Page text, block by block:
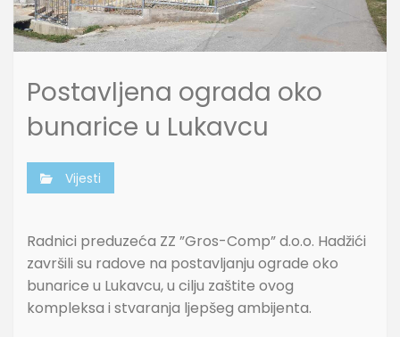
Postavljena ograda oko
bunarice u Lukavcu
Vijesti
Radnici preduzeća ZZ ”Gros-Comp” d.o.o. Hadžići
završili su radove na postavljanju ograde oko
bunarice u Lukavcu, u cilju zaštite ovog
kompleksa i stvaranja ljepšeg ambijenta.